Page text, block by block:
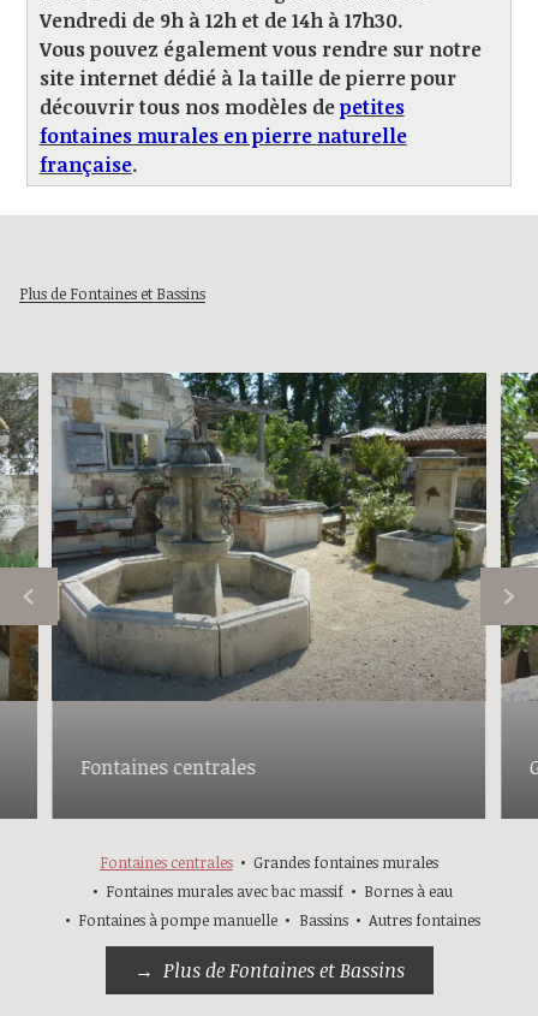
Vendredi de 9h à 12h et de 14h à 17h30.
Vous pouvez également vous rendre sur notre
site internet dédié à la taille de pierre pour
découvrir tous nos modèles depetites
fontaines murales en pierre naturelle
française.
Plus de Fontaines et Bassins
Fontaines centrales
Fontaines centrales
Grandes fontaines murales
Fontaines murales avec bac massif
Bornes à eau
Fontaines à pompe manuelle
Bassins Autres fontaines
Plus de Fontaines et Bassins